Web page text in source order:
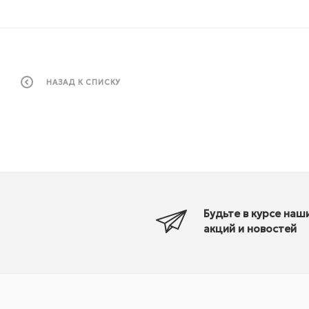
НАЗАД К СПИСКУ
Будьте в курсе
акций и новостей